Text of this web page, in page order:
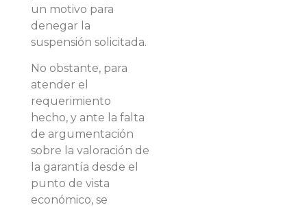
un motivo para
denegar la
suspensión solicitada.
No obstante, para
atender el
requerimiento
hecho, y ante la falta
de argumentación
sobre la valoración de
la garantía desde el
punto de vista
económico, se